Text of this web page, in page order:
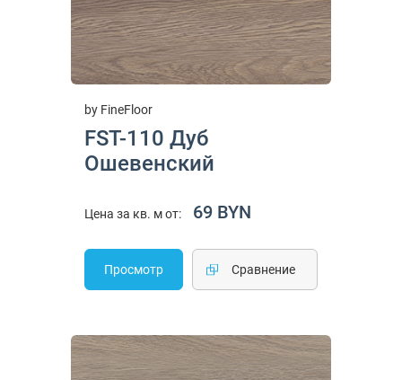
by FineFloor
FST-110 Дуб
Ошевенский
Цена за кв. м от: 69 BYN
Просмотр Cравнение